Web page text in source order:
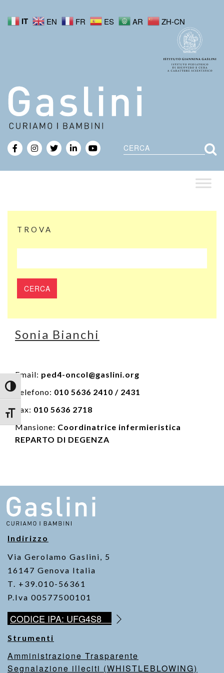
Attiva/disattiva alto contrasto
Attiva/disattiva dimensione testo
IT EN FR ES AR ZH-CN
Cerca
TROVA
Sonia Bianchi
Email: ped4-oncol@gaslini.org
Telefono: 010 5636 2410 / 2431
Fax: 010 5636 2718
Mansione: Coordinatrice infermieristica
REPARTO DI DEGENZA
Indirizzo
Via Gerolamo Gaslini, 5
16147 Genova Italia
T. +39.010-56361
P.Iva 00577500101
CODICE IPA: UFG4S8
Strumenti
Amministrazione Trasparente
Segnalazione illeciti (WHISTLEBLOWING)